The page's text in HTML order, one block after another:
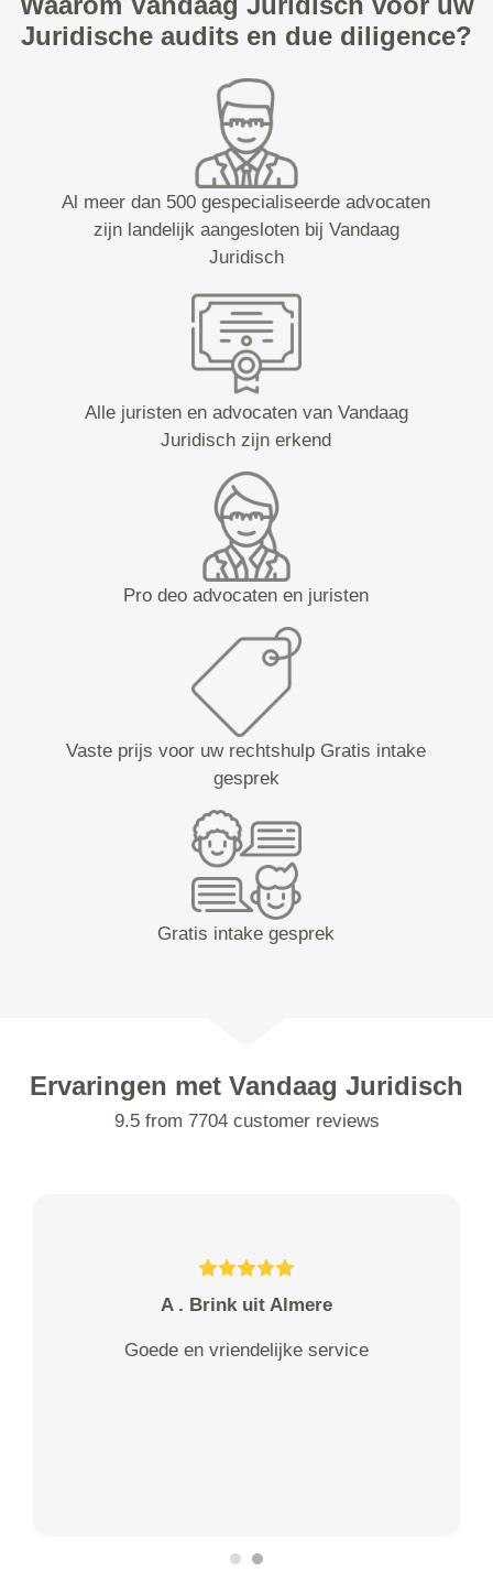
Juridische audits en due diligence?
Al meer dan 500 gespecialiseerde advocaten
zijn landelijk aangesloten bij Vandaag
Juridisch
Alle juristen en advocaten van Vandaag
Juridisch zijn erkend
Pro deo advocaten en juristen
Vaste prijs voor uw rechtshulp Gratis intake
gesprek
Gratis intake gesprek
Ervaringen met Vandaag Juridisch
9.5 from 7704 customer reviews
A . Brink uit Almere
Goede en vriendelijke service